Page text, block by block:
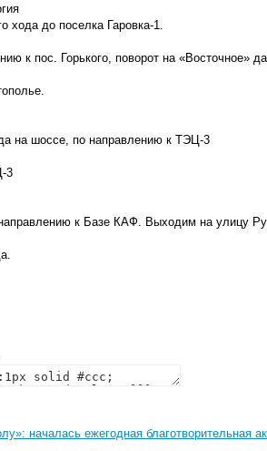
хода до поселка Гаровка-1.
к пос. Горького, поворот на «Восточное»
на шоссе, по направлению к ТЭЦ-3
3
к Базе КАФ. Выходим на улицу
началась ежегодная благотворительная